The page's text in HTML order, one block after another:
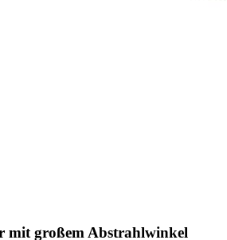
mit großem Abstrahlwinkel